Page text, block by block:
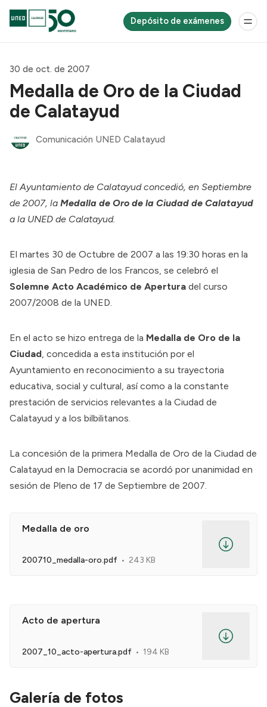
Depósito de exámenes
30 de oct. de 2007
Medalla de Oro de la Ciudad
de Calatayud
Comunicación UNED Calatayud
El Ayuntamiento de Calatayud concedió, en Septiembre
de 2007, la Medalla de Oro de la Ciudad de Calatayud
a la UNED de Calatayud.
El martes 30 de Octubre de 2007 a las 19:30 horas en la
iglesia de San Pedro de los Francos, se celebró el
Solemne Acto Académico de Apertura del curso
2007/2008 de la UNED.
En el acto se hizo entrega de la Medalla de Oro de la
Ciudad, concedida a esta institución por el
Ayuntamiento en reconocimiento a su trayectoria
educativa, social y cultural, así como a la constante
prestación de servicios relevantes a la Ciudad de
Calatayud y a los bilbilitanos.
La concesión de la primera Medalla de Oro de la Ciudad de
Calatayud en la Democracia se acordó por unanimidad en
sesión de Pleno de 17 de Septiembre de 2007.
Medalla de oro
200710_medalla-oro.pdf 243 KB
Acto de apertura
2007_10_acto-apertura.pdf 194 KB
Galería de fotos